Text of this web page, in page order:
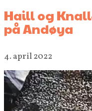
Haill og
på Andøya
4. april 2022